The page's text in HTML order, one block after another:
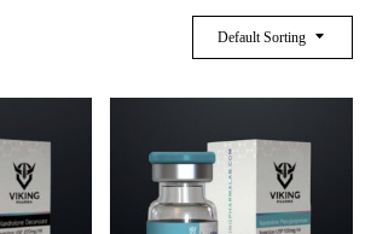
Default Sorting